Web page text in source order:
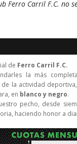
Ferro Carril F.C. no
de Ferro Carril F.C.
la más
de la actividad
en blanco y negro.
pecho, desde
haciendo honor a